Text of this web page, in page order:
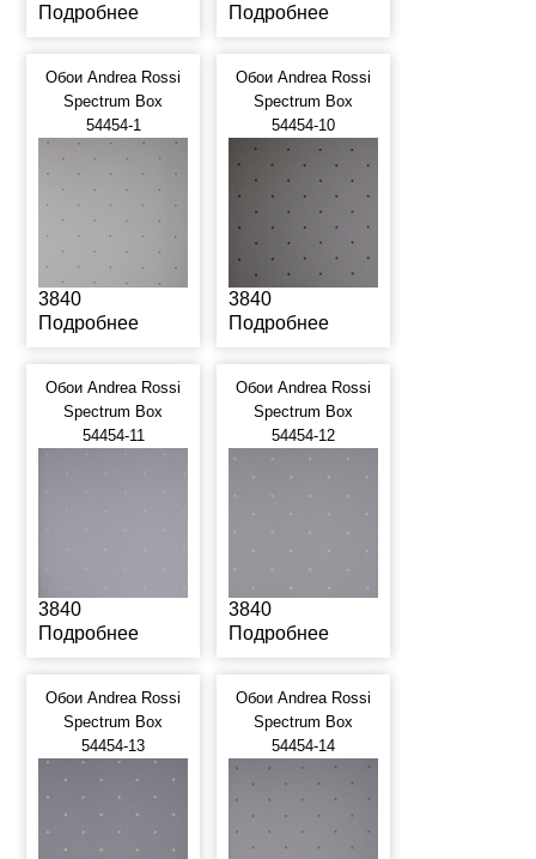
Подробнее
Подробнее
Обои Andrea Rossi
Spectrum Box
54454-1
3840
Подробнее
Обои Andrea Rossi
Spectrum Box
54454-10
3840
Подробнее
Обои Andrea Rossi
Spectrum Box
54454-11
3840
Подробнее
Обои Andrea Rossi
Spectrum Box
54454-12
3840
Подробнее
Обои Andrea Rossi
Spectrum Box
54454-13
Обои Andrea Rossi
Spectrum Box
54454-14